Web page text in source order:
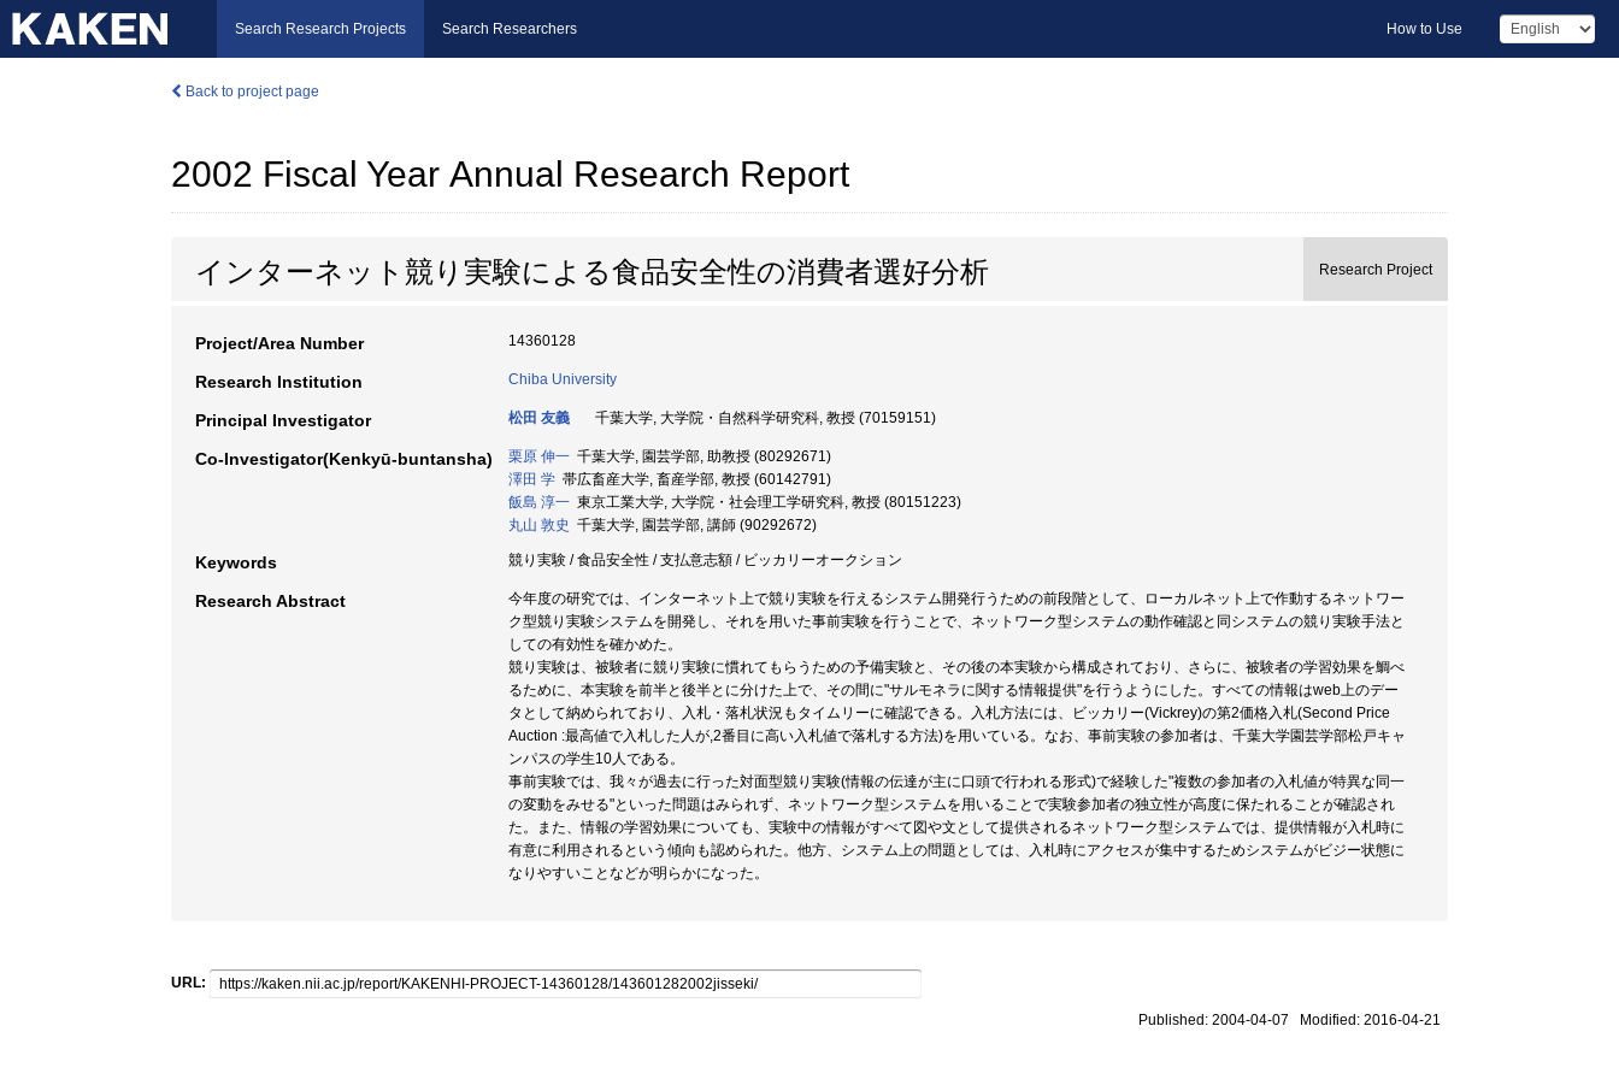
Search Research Projects Search Researchers How to Use
Back to project page
2002 Fiscal Year Annual Research Report
インターネット競り実験による食品安全性の消費者選好分析 Research Project
Project/Area Number 14360128
Research Institution Chiba University
Principal Investigator 松田 友義 千葉大学, 大学院・自然科学研究科, 教授 (70159151)
Co-Investigator(Kenkyū-buntansha) 栗原 伸一 千葉大学, 園芸学部, 助教授 (80292671)
澤田 学 帯広畜産大学, 畜産学部, 教授 (60142791)
飯島 淳一 東京工業大学, 大学院・社会理工学研究科, 教授 (80151223)
丸山 敦史 千葉大学, 園芸学部, 講師 (90292672)
Keywords 競り実験 / 食品安全性 / 支払意志額 / ビッカリーオークション
Research Abstract
今年度の研究では、インターネット上で競り実験を行えるシステム開発行うための前段階として、ローカルネット上で作動するネットワー
ク型競り実験システムを開発し、それを用いた事前実験を行うことで、ネットワーク型システムの動作確認と同システムの競り実験手法と
しての有効性を確かめた。
競り実験は、被験者に競り実験に慣れてもらうための予備実験と、その後の本実験から構成されており、さらに、被験者の学習効果を鯛べ
るために、本実験を前半と後半とに分けた上で、その間に"サルモネラに関する情報提供"を行うようにした。すべての情報はweb上のデー
タとして納められており、入札・落札状況もタイムリーに確認できる。入札方法には、ビッカリー(Vickrey)の第2価格入札(Second Price
Auction :最高値で入札した人が,2番目に高い入札値で落札する方法)を用いている。なお、事前実験の参加者は、千葉大学園芸学部松戸キャ
ンパスの学生10人である。
事前実験では、我々が過去に行った対面型競り実験(情報の伝達が主に口頭で行われる形式)で経験した"複数の参加者の入札値が特異な同一
の変動をみせる"といった問題はみられず、ネットワーク型システムを用いることで実験参加者の独立性が高度に保たれることが確認され
た。また、情報の学習効果についても、実験中の情報がすべて図や文として提供されるネットワーク型システムでは、提供情報が入札時に
有意に利用されるという傾向も認められた。他方、システム上の問題としては、入札時にアクセスが集中するためシステムがビジー状態に
なりやすいことなどが明らかになった。
URL:
Published: 2004-04-07 Modified: 2016-04-21